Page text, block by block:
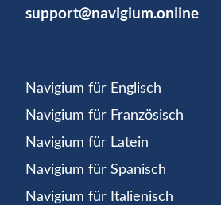
support@navigium.online
Navigium für Englisch
Navigium für Französisch
Navigium für Latein
Navigium für Spanisch
Navigium für Italienisch